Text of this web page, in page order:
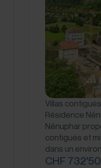
Villas
Résidence
Nénuphar
contiguës et
dans un
CHF